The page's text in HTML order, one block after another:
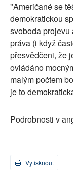
"Američané se
demokratickou
svoboda projevu
práva (i když
přesvědčeni, že
ovládáno
malým počtem
je to
Podrobnosti v
Vytisknout